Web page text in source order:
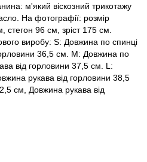
м'який віскозний трикотажу
На фотографії: розмір
96 см, зріст 175 см.
виробу: S: Довжина по спинці
36,5 см. M: Довжина по
від горловини 37,5 см. L:
рукава від горловини 38,5
см, Довжина рукава від